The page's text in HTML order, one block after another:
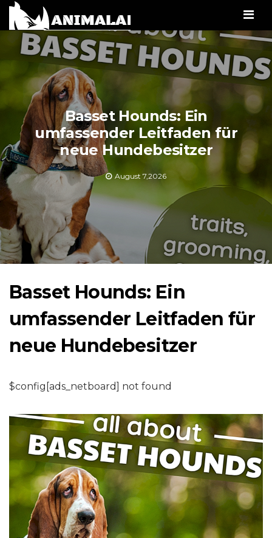
Basset Hounds: Ein
umfassender Leitfaden für
neue Hundebesitzer
August 7,2026
Basset Hounds: Ein
umfassender Leitfaden für
neue Hundebesitzer
$config[ads_netboard] not found